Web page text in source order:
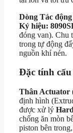
Dòng Tác
Ký hiệu:
đóng van). Chu
trong tự động
nguồn khí nén.
Đặc tính
Thân Actuator
định hình
được xử lý
chống ăn mòn
piston bên